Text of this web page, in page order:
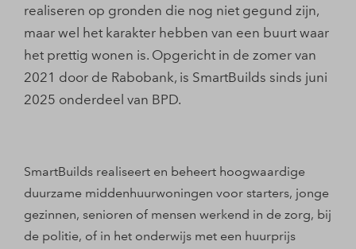
realiseren op gronden die nog niet gegund zijn,
maar wel het karakter hebben van een buurt waar
het prettig wonen is. Opgericht in de zomer van
2021 door de Rabobank, is SmartBuilds sinds juni
2025 onderdeel van BPD.
SmartBuilds realiseert en beheert hoogwaardige
duurzame middenhuurwoningen voor starters, jonge
gezinnen, senioren of mensen werkend in de zorg, bij
de politie, of in het onderwijs met een huurprijs